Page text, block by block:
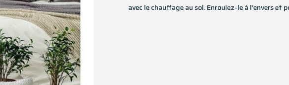
avec le chauffage au sol. Enroulez-le à l’envers et